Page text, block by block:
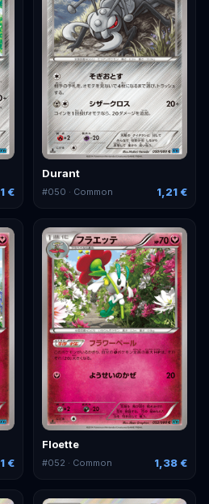
€
Durant
#050 · Common 1,21 €
€
Floette
#052 · Common 1,38 €